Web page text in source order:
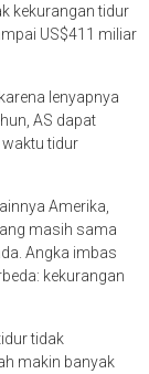
kekurangan tidur
US$411 miliar
lenyapnya
AS dapat
waktu tidur
Amerika,
masih sama
Angka imbas
kekurangan
tidak
makin banyak